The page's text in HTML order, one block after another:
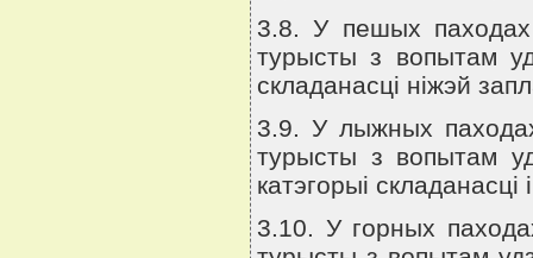
3.8. У пешых паходах
турысты з вопытам
складанасцi нiжэй
3.9. У лыжных
турысты з вопытам
катэгорыi
3.10. У горных